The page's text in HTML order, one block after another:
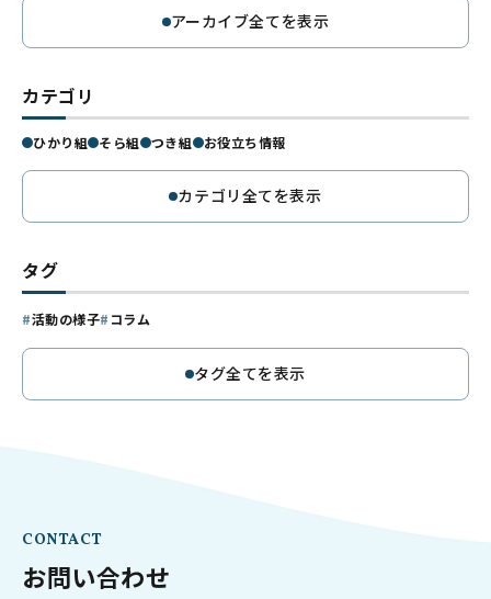
アーカイブ全てを表示
カテゴリ
ひかり組 そら組 つき組 お役立ち情報
カテゴリ全てを表示
タグ
活動の様子 コラム
タグ全てを表示
CONTACT
お問い合わせ